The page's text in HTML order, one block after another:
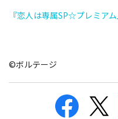
『恋人は専属SP☆プレミアム
©ボルテージ